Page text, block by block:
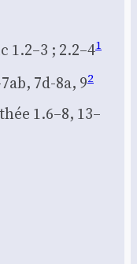
1.2–3 ; 2.2–41
7d-8a, 92
1.6–8, 13–